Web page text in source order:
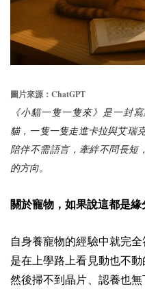
圖片來源： ChatGPT
《小貓一隻一隻來》是一封
貓，一隻一隻走進卡拉與艾瑞
陪伴不需語言，牽絆不問長短
的方向。
關於寵物，如果說這都是
自身養寵物的經驗中就完
是在上學路上看見動也不
然後掃不到晶片、認養也